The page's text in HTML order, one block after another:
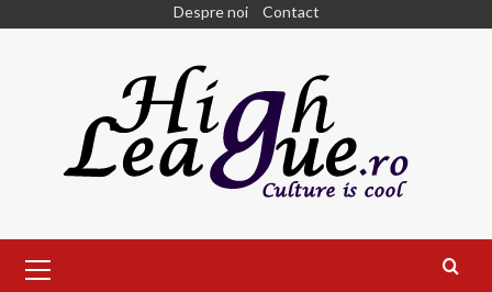
Despre noi Contact
Menu